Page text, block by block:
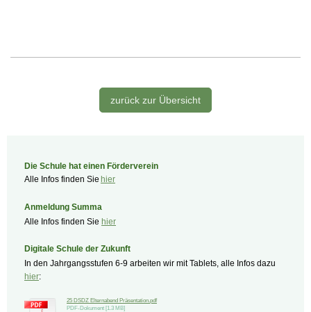
zurück zur Übersicht
Die Schule hat einen Förderverein
Alle Infos finden Sie hier
Anmeldung Summa
Alle Infos finden Sie hier
Digitale Schule der Zukunft
In den Jahrgangsstufen 6-9 arbeiten wir mit Tablets, alle Infos dazu
hier:
25 DSDZ Elternabend Präsentation.pdf
PDF-Dokument [1.3 MB]